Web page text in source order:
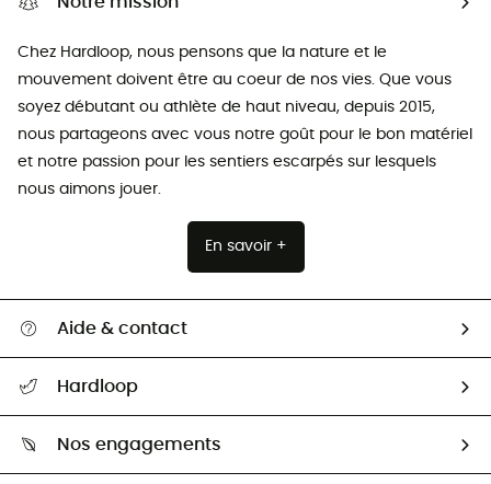
Chez Hardloop, nous pensons que la nature et le
mouvement doivent être au coeur de nos vies. Que vous
soyez débutant ou athlète de haut niveau, depuis 2015,
nous partageons avec vous notre goût pour le bon matériel
et notre passion pour les sentiers escarpés sur lesquels
nous aimons jouer.
En savoir +
Aide & contact
Retour & remboursement
Guide des tailles
Hardloop
Nos engagements